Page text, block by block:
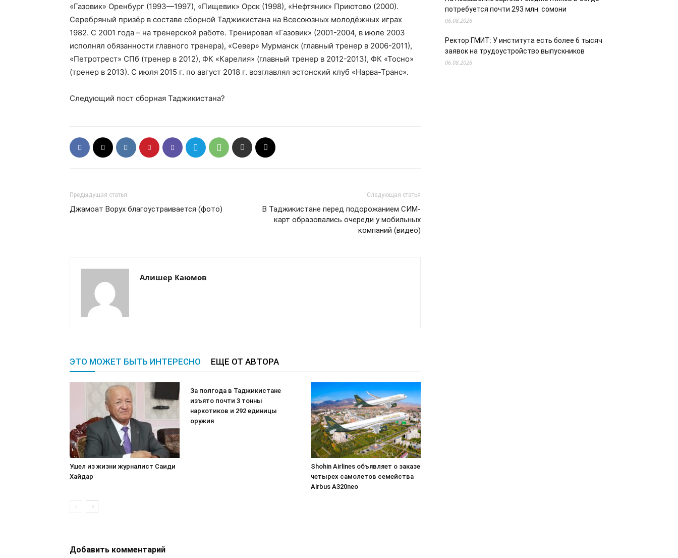
«Газовик» Оренбург (1993—1997), «Пищевик» Орск (1998), «Нефтяник» Приютово (2000).
Серебряный призёр в составе сборной Таджикистана на Всесоюзных молодёжных играх
1982. С 2001 года – на тренерской работе. Тренировал «Газовик» (2001-2004, в июле 2003
исполнял обязанности главного тренера), «Север» Мурманск (главный тренер в 2006-2011),
«Петротрест» СПб (тренер в 2012), ФК «Карелия» (главный тренер в 2012-2013), ФК «Тосно»
(тренер в 2013). С июля 2015 г. по август 2018 г. возглавлял эстонский клуб «Нарва-Транс».
Следующий пост сборная Таджикистана?
Предыдущая статья
Джамоат Ворух благоустраивается (фото)
Следующая статья
В Таджикистане перед подорожанием СИМ-
карт образовались очереди у мобильных
компаний (видео)
Алишер Каюмов
ЭТО МОЖЕТ БЫТЬ ИНТЕРЕСНО ЕЩЕ ОТ АВТОРА
Ушел из жизни журналист Саиди
Хайдар
За полгода в Таджикистане
изъято почти 3 тонны
наркотиков и 292 единицы
оружия
Shohin Airlines объявляет о заказе
четырех самолетов семейства
Airbus A320neo
Добавить комментарий
потребуется почти 293 млн. сомони
06.08.2026
Ректор ГМИТ: У института есть более 6 тысяч
заявок на трудоустройство выпускников
06.08.2026